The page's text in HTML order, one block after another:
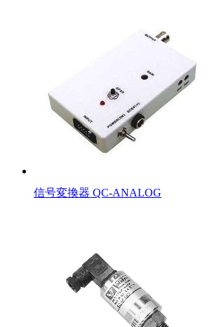
信号変換器 QC-ANALOG